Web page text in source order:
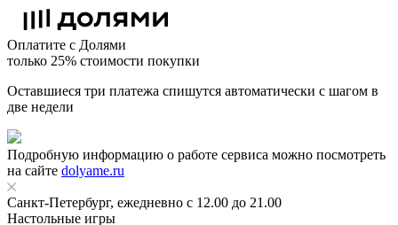
Оплатите с Долями
только 25% стоимости покупки
Оставшиеся три платежа спишутся автоматически с шагом в
две недели
Подробную информацию о работе сервиса можно посмотреть
на сайте dolyame.ru
Санкт-Петербург, ежедневно с 12.00 до 21.00
Настольные игры